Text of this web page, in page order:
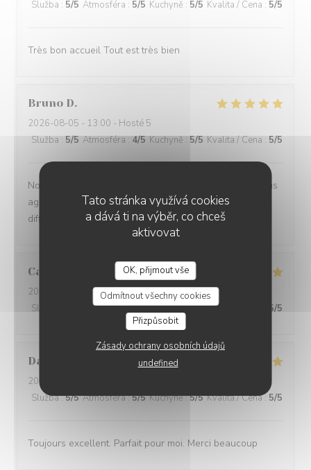
Tato stránka využívá cookies
a dává ti na výběr, co chceš
aktivovat
OK, přijmout vše
Odmítnout všechny cookies
Přizpůsobit
Zásady ochrany osobních údajů
undefined
Služba : 5/5 Atmosféra : 5/5 Kuchyně : 5/5 Kvalita / Cena : 5/5
Très bon accueil Tout est très bien
Bruno D
2026-08-05 - 13:00 - Hosté 5
Služba:5/5 Atmosféra:4/5 Kuchyně:5/5 Kvalita / Cena: 5/5
Nous avons déjeuner à la terrasse, c’était beaucoup plus
agréable que dans la salle où le niveau sonore est très
difficile à supporter
Carole
2026-08-05
- 12:30 - Hosté 2
Služba
Atmosféra:5/5 Kuchyně:5/5 Kvalita / Cena 5/5
Daniele
2026-08-05
Služba:5/5 Atmosféra:5/5 Kuchyně:5/5 Kvalita / Cena: 5/5
Toujours excellent. Parfait pour moi. Merci beaucoup